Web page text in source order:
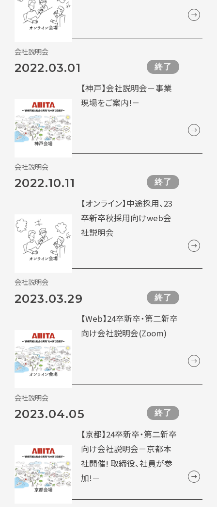
2022.03.01 終了
【神戸】会社説明会－事業
現場をご案内!－
会社説明会
2022.10.11 終了
【オンライン】中途採用、23
卒新卒秋採用向けweb会
社説明会
会社説明会
2023.03.29 終了
【Web】24卒新卒・第二新卒
向け会社説明会(Zoom)
会社説明会
2023.04.05 終了
【京都】24卒新卒・第二新卒
向け会社説明会－京都本
社開催! 取締役、社員が参
加!－
会社説明会